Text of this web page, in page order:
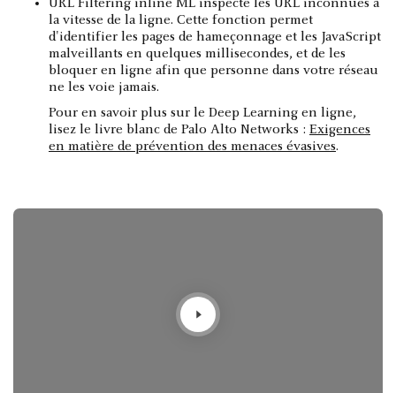
URL Filtering inline ML inspecte les URL inconnues à
la vitesse de la ligne. Cette fonction permet
d'identifier les pages de hameçonnage et les JavaScript
malveillants en quelques millisecondes, et de les
bloquer en ligne afin que personne dans votre réseau
ne les voie jamais.
Pour en savoir plus sur le Deep Learning en ligne,
lisez le livre blanc de Palo Alto Networks : Exigences
en matière de prévention des menaces évasives.